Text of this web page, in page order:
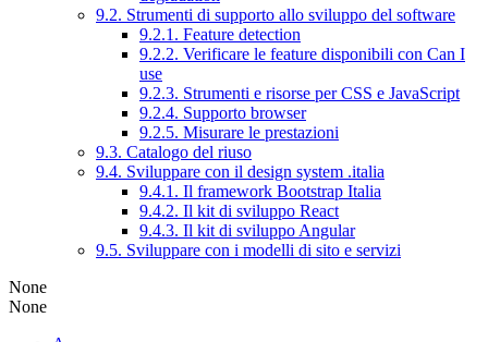
9.2. Strumenti di supporto allo sviluppo del software
9.2.1. Feature detection
9.2.2. Verificare le feature disponibili con Can I
use
9.2.3. Strumenti e risorse per CSS e JavaScript
9.2.4. Supporto browser
9.2.5. Misurare le prestazioni
9.3. Catalogo del riuso
9.4. Sviluppare con il design system .italia
9.4.1. Il framework Bootstrap Italia
9.4.2. Il kit di sviluppo React
9.4.3. Il kit di sviluppo Angular
9.5. Sviluppare con i modelli di sito e servizi
None
None